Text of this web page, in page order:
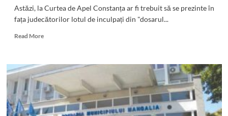
în
serviciu
Astăzi, la Curtea de Apel Constanța ar fi trebuit să se prezinte în
fața judecătorilor lotul de inculpați din "dosarul...
Read MoreRead
AMÂNARE
în
dosarul
PENAL
al
primarului